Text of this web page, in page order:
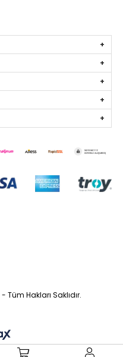
- Tüm Hakları Saklıdır.